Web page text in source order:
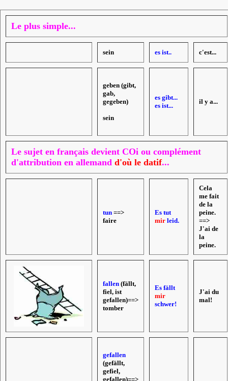
Le plus simple...
sein es ist.. c'est...
geben (gibt,
gab,
gegeben)
sein
es gibt...
es ist...
il y a...
Le sujet en français devient COi ou complément
d'attribution en allemand d'où le datif...
tun ==>
faire
Es tut
mir leid.
Cela
me fait
de la
peine.
==>
J'ai de
la
peine.
fallen (fällt,
fiel, ist
gefallen)==>
tomber
Es fällt
mir
schwer!
J'ai du
mal!
gefallen
(gefällt,
gefiel,
gefallen)==>